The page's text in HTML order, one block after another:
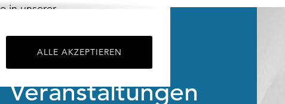
in unserer
ALLE AKZEPTIEREN
Veranstaltungen